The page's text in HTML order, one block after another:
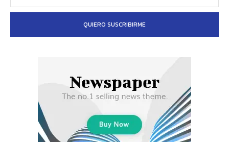
QUIERO SUSCRIBIRME